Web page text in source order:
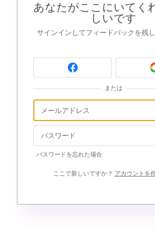
あなたがここにいてく
しいです
サインインしてフィードバックを残
または
パスワードを忘れた場合
ここで新しいですか？ アカウントを